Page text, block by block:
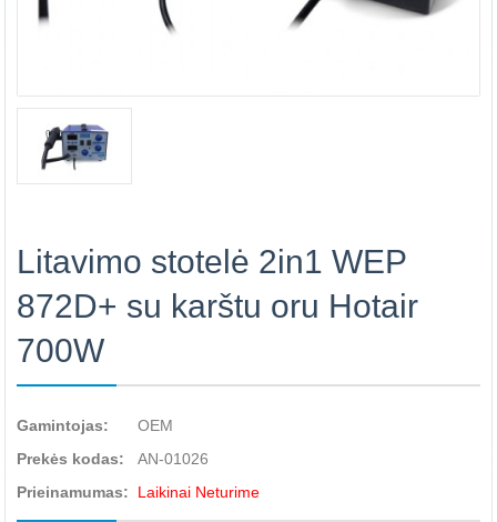
Litavimo stotelė 2in1 WEP
872D+ su karštu oru Hotair
700W
Gamintojas:
OEM
Prekės kodas:
AN-01026
Prieinamumas:
Laikinai Neturime